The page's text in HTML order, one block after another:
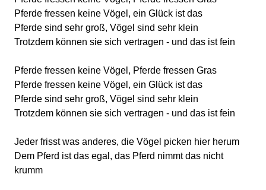
Pferde fressen keine Vögel, ein Glück ist das
Pferde sind sehr groß, Vögel sind sehr klein
Trotzdem können sie sich vertragen - und das ist fein
Pferde fressen keine Vögel, Pferde fressen Gras
Pferde fressen keine Vögel, ein Glück ist das
Pferde sind sehr groß, Vögel sind sehr klein
Trotzdem können sie sich vertragen - und das ist fein
Jeder frisst was anderes, die Vögel picken hier herum
Dem Pferd ist das egal, das Pferd nimmt das nicht
krumm